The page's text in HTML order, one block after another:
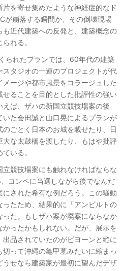
を寄せ集めたような神経症的なド
が崩落する瞬間か、その倒壊現場
近代建築への反発と、建築概念の
れる。
れたプランでは、60年代の建築
タジオの一連のプロジェクトが代
ージや都市風景をコラージュした
ることを目的とした批評性の強い
ば、ザハの新国立競技場案の後
た会田誠と山口晃によるプランが
ごとく日本のお城を載せたり、日
な太鼓橋を渡したり、もはや批評
いる。
競技場案にも触れなければならな
ンペに当選しながら後でなんだ
された希有な例だろう。この騒動
たため、結果的に「アンビルトの
た。もしザハ案が廃案にならなか
ったかもしれない。だが、展示を
品されていたのがビヨーンと縦に
って沖縄の亀甲墓みたいに縮まっ
せなら建築家が最初に望んだデザ